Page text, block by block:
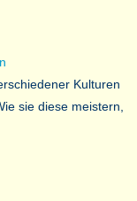
Kulturen
sie diese meistern,